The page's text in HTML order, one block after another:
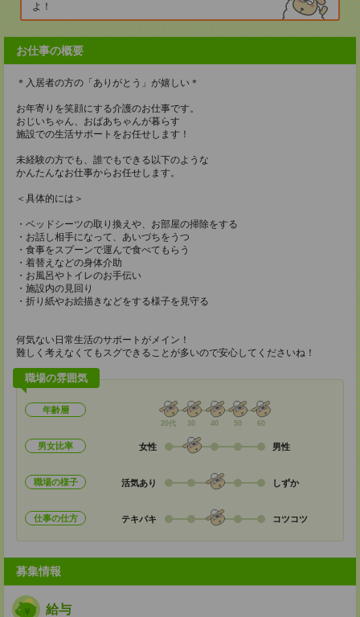
よ！
お仕事の概要
＊入居者の方の「ありがとう」が嬉しい＊
お年寄りを笑顔にする介護のお仕事です。
おじいちゃん、おばあちゃんが暮らす
施設での生活サポートをお任せします！
未経験の方でも、誰でもできる以下のような
かんたんなお仕事からお任せします。
＜具体的には＞
・ベッドシーツの取り換えや、お部屋の掃除をする
・お話し相手になって、あいづちをうつ
・食事をスプーンで運んで食べてもらう
・着替えなどの身体介助
・お風呂やトイレのお手伝い
・施設内の見回り
・折り紙やお絵描きなどをする様子を見守る
何気ない日常生活のサポートがメイン！
難しく考えなくてもスグできることが多いので安心してくださいね！
職場の雰囲気
年齢層
20代 30 40 50 60
男女比率 女性 男性
職場の様子 活気あり しずか
仕事の仕方 テキパキ コツコツ
募集情報
給与